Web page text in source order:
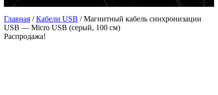
Главная /Кабели USB /Магнитный кабель синхронизации
USB — Micro USB (серый, 100 см)
Распродажа!